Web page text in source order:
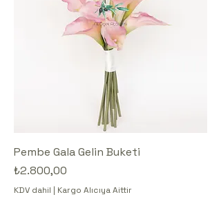
Pembe Gala Gelin Buketi
Fiyat
₺2.800,00
KDV dahil | Kargo Alıcıya Aittir